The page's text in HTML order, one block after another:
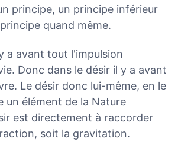
principe, un principe inférieur
quand même.
a avant tout l'impulsion
Donc dans le désir il y a avant
Le désir donc lui-même, en le
un élément de la Nature
est directement à raccorder
soit la gravitation.